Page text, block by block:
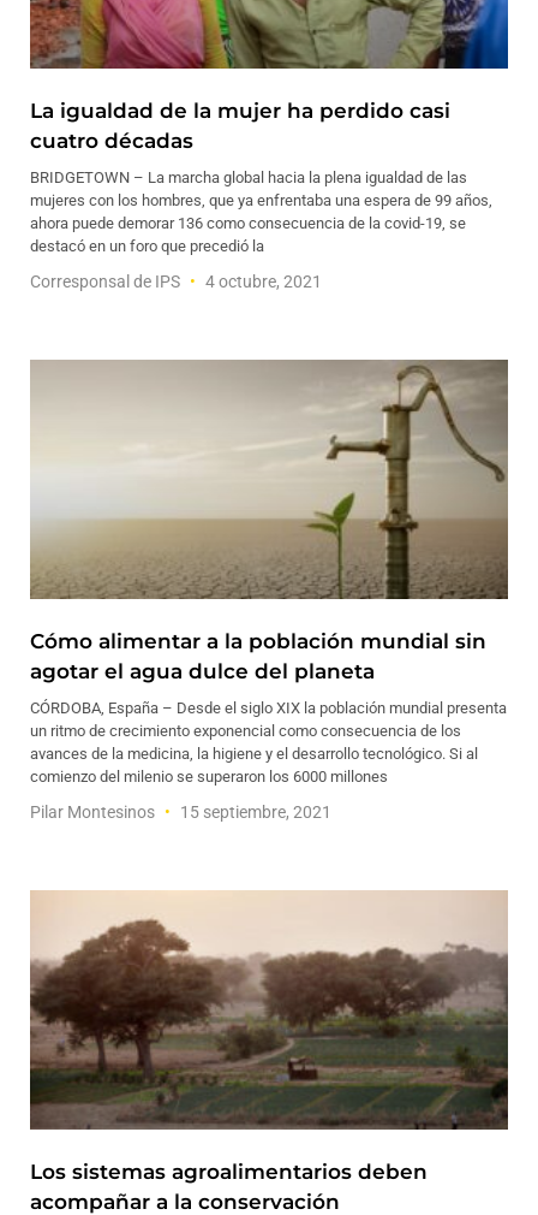
La igualdad de la mujer ha perdido casi
cuatro décadas
BRIDGETOWN – La marcha global hacia la plena igualdad de las
mujeres con los hombres, que ya enfrentaba una espera de 99 años,
ahora puede demorar 136 como consecuencia de la covid-19, se
destacó en un foro que precedió la
Corresponsal de IPS 4 octubre, 2021
Cómo alimentar a la población mundial sin
agotar el agua dulce del planeta
CÓRDOBA, España – Desde el siglo XIX la población mundial presenta
un ritmo de crecimiento exponencial como consecuencia de los
avances de la medicina, la higiene y el desarrollo tecnológico. Si al
comienzo del milenio se superaron los 6000 millones
Pilar Montesinos 15 septiembre, 2021
Los sistemas agroalimentarios deben
acompañar a la conservación